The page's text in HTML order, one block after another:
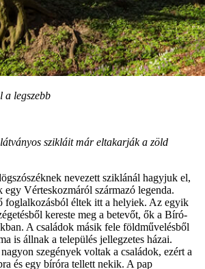
a legszebb
szikláit már eltakarják a zöld
nevezett sziklánál hagyjuk el,
egy Vérteskozmáról származó legenda.
foglalkozásból éltek itt a helyiek. Az egyik
kereste meg a betevőt, ők a Bíró-
A családok másik fele földművelésből
is állnak a település jellegzetes házai.
szegények voltak a családok, ezért a
és egy bíróra tellett nekik. A pap